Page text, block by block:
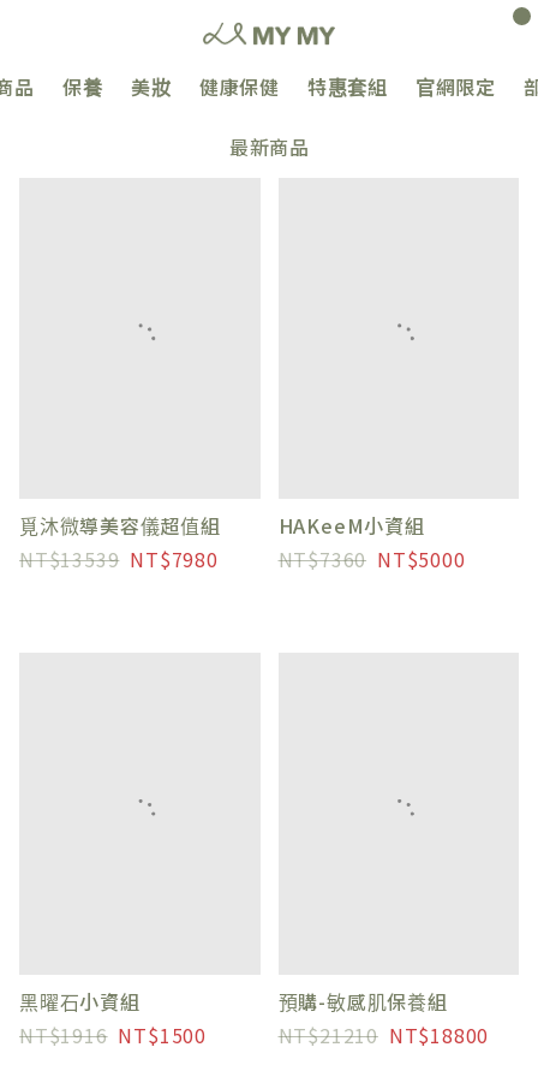
0
品 保養 美妝 健康保健 特惠套組 官網限定
最新商品
覓沐微導美容儀超值組
13539
7980
HAKeeM小資組
7360
5000
黑曜石小資組
1916
1500
預購-敏感肌保養組
21210
18800